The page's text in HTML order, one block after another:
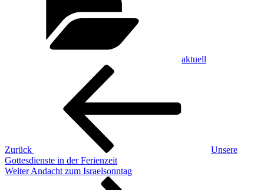
aktuell
Beitragsnavigation
Zurück
Unsere
Gottesdienste in der Ferienzeit
Nächster
Weiter Andacht zum Israelsonntag